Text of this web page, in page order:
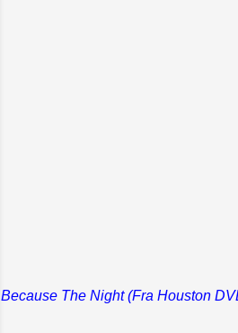
Because The Night (Fra Houston